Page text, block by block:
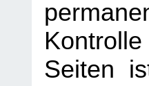
Seiten